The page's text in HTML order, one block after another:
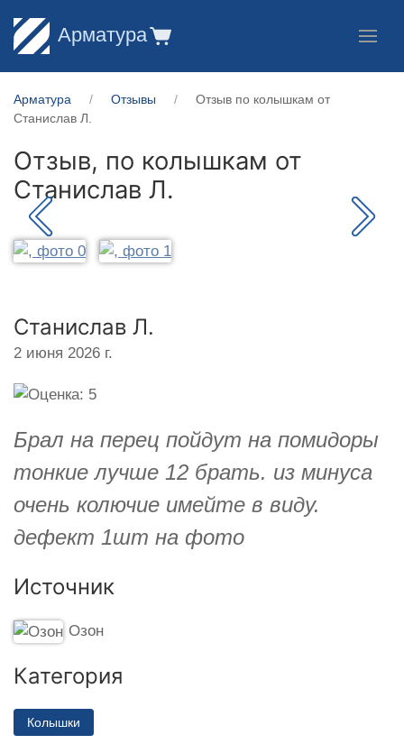
Арматура
Арматура Отзывы
Отзыв по колышкам от
Станислав Л.
Отзыв, по колышкам от
Станислав Л.
Станислав Л.
2 июня 2026 г.
Брал на перец пойдут на помидоры
тонкие лучше 12 брать. из минуса
очень колючие имейте в виду.
дефект 1шт на фото
Источник
Озон
Категория
Колышки